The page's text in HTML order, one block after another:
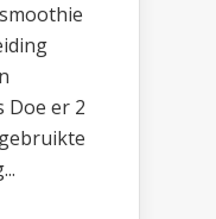
Doe er 2